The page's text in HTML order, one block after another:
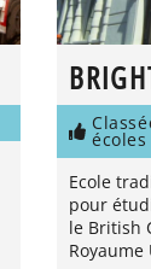
Ecole
pour
le British
Royaume